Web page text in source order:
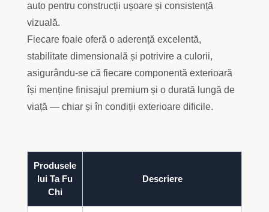
auto pentru construcții ușoare și consistență
vizuală.
Fiecare foaie oferă o aderență excelentă,
stabilitate dimensională și potrivire a culorii,
asigurându-se că fiecare componentă exterioară
își menține finisajul premium și o durată lungă de
viață — chiar și în condiții exterioare dificile.
Produsele
lui Ta Fu
Chi
Descriere